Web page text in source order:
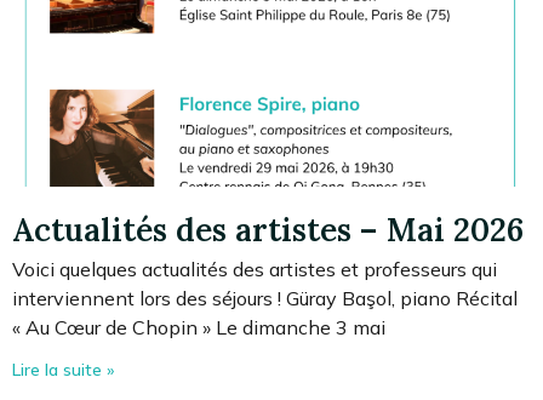
Actualités des artistes – Mai 2026
Voici quelques actualités des artistes et professeurs qui
interviennent lors des séjours ! Güray Başol, piano Récital
« Au Cœur de Chopin » Le dimanche 3 mai
Lire la suite »